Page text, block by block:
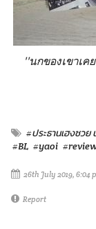
''นกของเขาเ
#ประธานเฮงซว
#BL #yaoi
26th July 2019, 6:04
Report